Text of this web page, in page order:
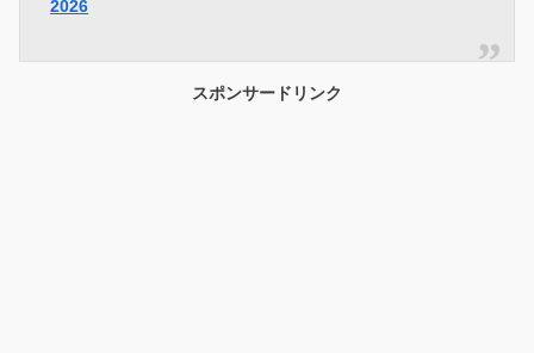
2026
スポンサードリンク